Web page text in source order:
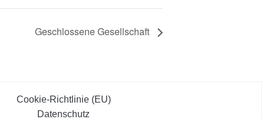
Geschlossene Gesellschaft
Cookie-Richtlinie (EU)
Datenschutz